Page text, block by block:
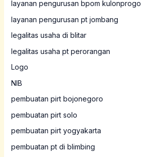
layanan pengurusan bpom kulonprogo
layanan pengurusan pt jombang
legalitas usaha di blitar
legalitas usaha pt perorangan
Logo
NIB
pembuatan pirt bojonegoro
pembuatan pirt solo
pembuatan pirt yogyakarta
pembuatan pt di blimbing